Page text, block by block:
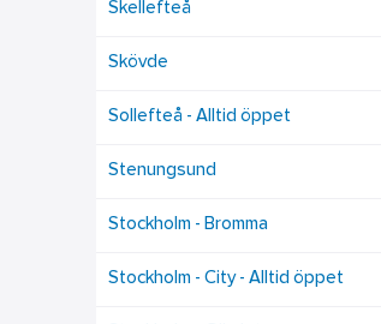
Skellefteå
Skövde
Sollefteå - Alltid öppet
Stenungsund
Stockholm - Bromma
Stockholm - City - Alltid öppet